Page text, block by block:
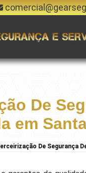
De
em
De Segurança